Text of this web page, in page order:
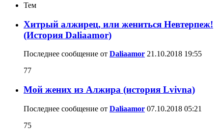
Тем
Хитрый алжирец, или жениться Невтерпеж!
(История Daliaamor)
Последнее сообщение от Daliaamor 21.10.2018 19:55
77
Мой жених из Алжира (история Lvivna)
Последнее сообщение от Daliaamor 07.10.2018 05:21
75